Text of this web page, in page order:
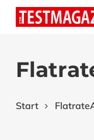
Skip
content
Start